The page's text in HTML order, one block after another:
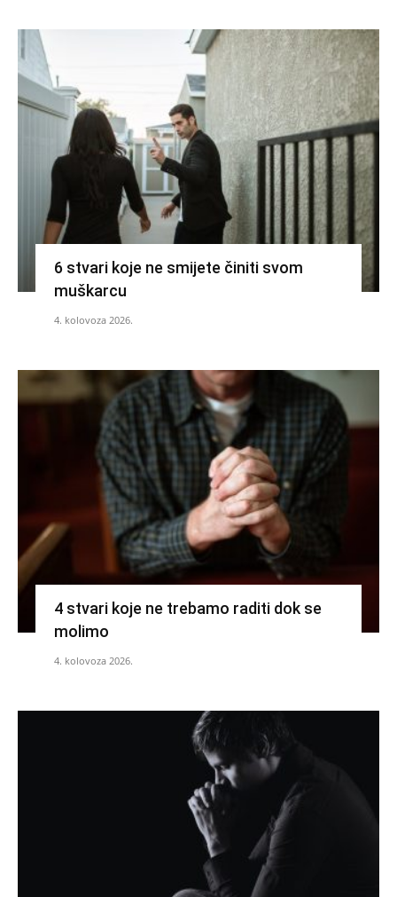
6 stvari koje ne smijete činiti svom
muškarcu
4. kolovoza 2026.
4 stvari koje ne trebamo raditi dok se
molimo
4. kolovoza 2026.